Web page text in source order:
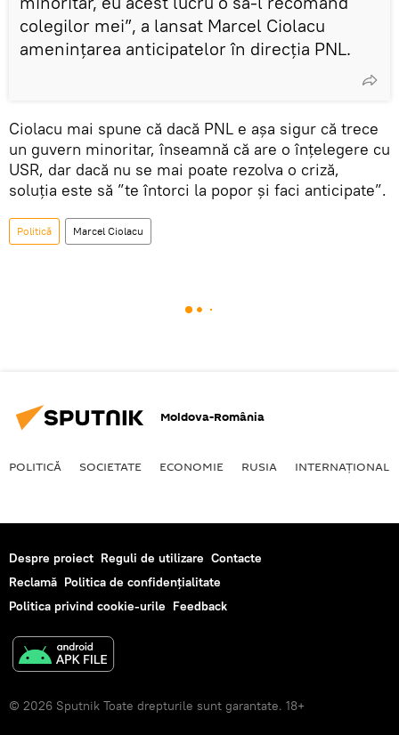
colegilor mei”, a lansat Marcel Ciolacu
amenințarea anticipatelor în direcția PNL.
Ciolacu mai spune că dacă PNL e așa sigur că trece
un guvern minoritar, înseamnă că are o înțelegere cu
USR, dar dacă nu se mai poate rezolva o criză,
soluția este să ”te întorci la popor și faci anticipate”.
Politică Marcel Ciolacu
Moldova-România
POLITICĂ SOCIETATE ECONOMIE RUSIA INTERNAŢIONAL
Despre proiect Reguli de utilizare Contacte
Reclamă Politica de confidențialitate
Politica privind cookie-urile Feedback
© 2026 Sputnik Toate drepturile sunt garantate. 18+